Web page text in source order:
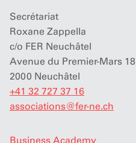
Secrétariat
Roxane Zappella
c/o FER Neuchâtel
Avenue du Premier-Mars 18
2000 Neuchâtel
+41 32 727 37 16
associations@fer-ne.ch
Business Academy